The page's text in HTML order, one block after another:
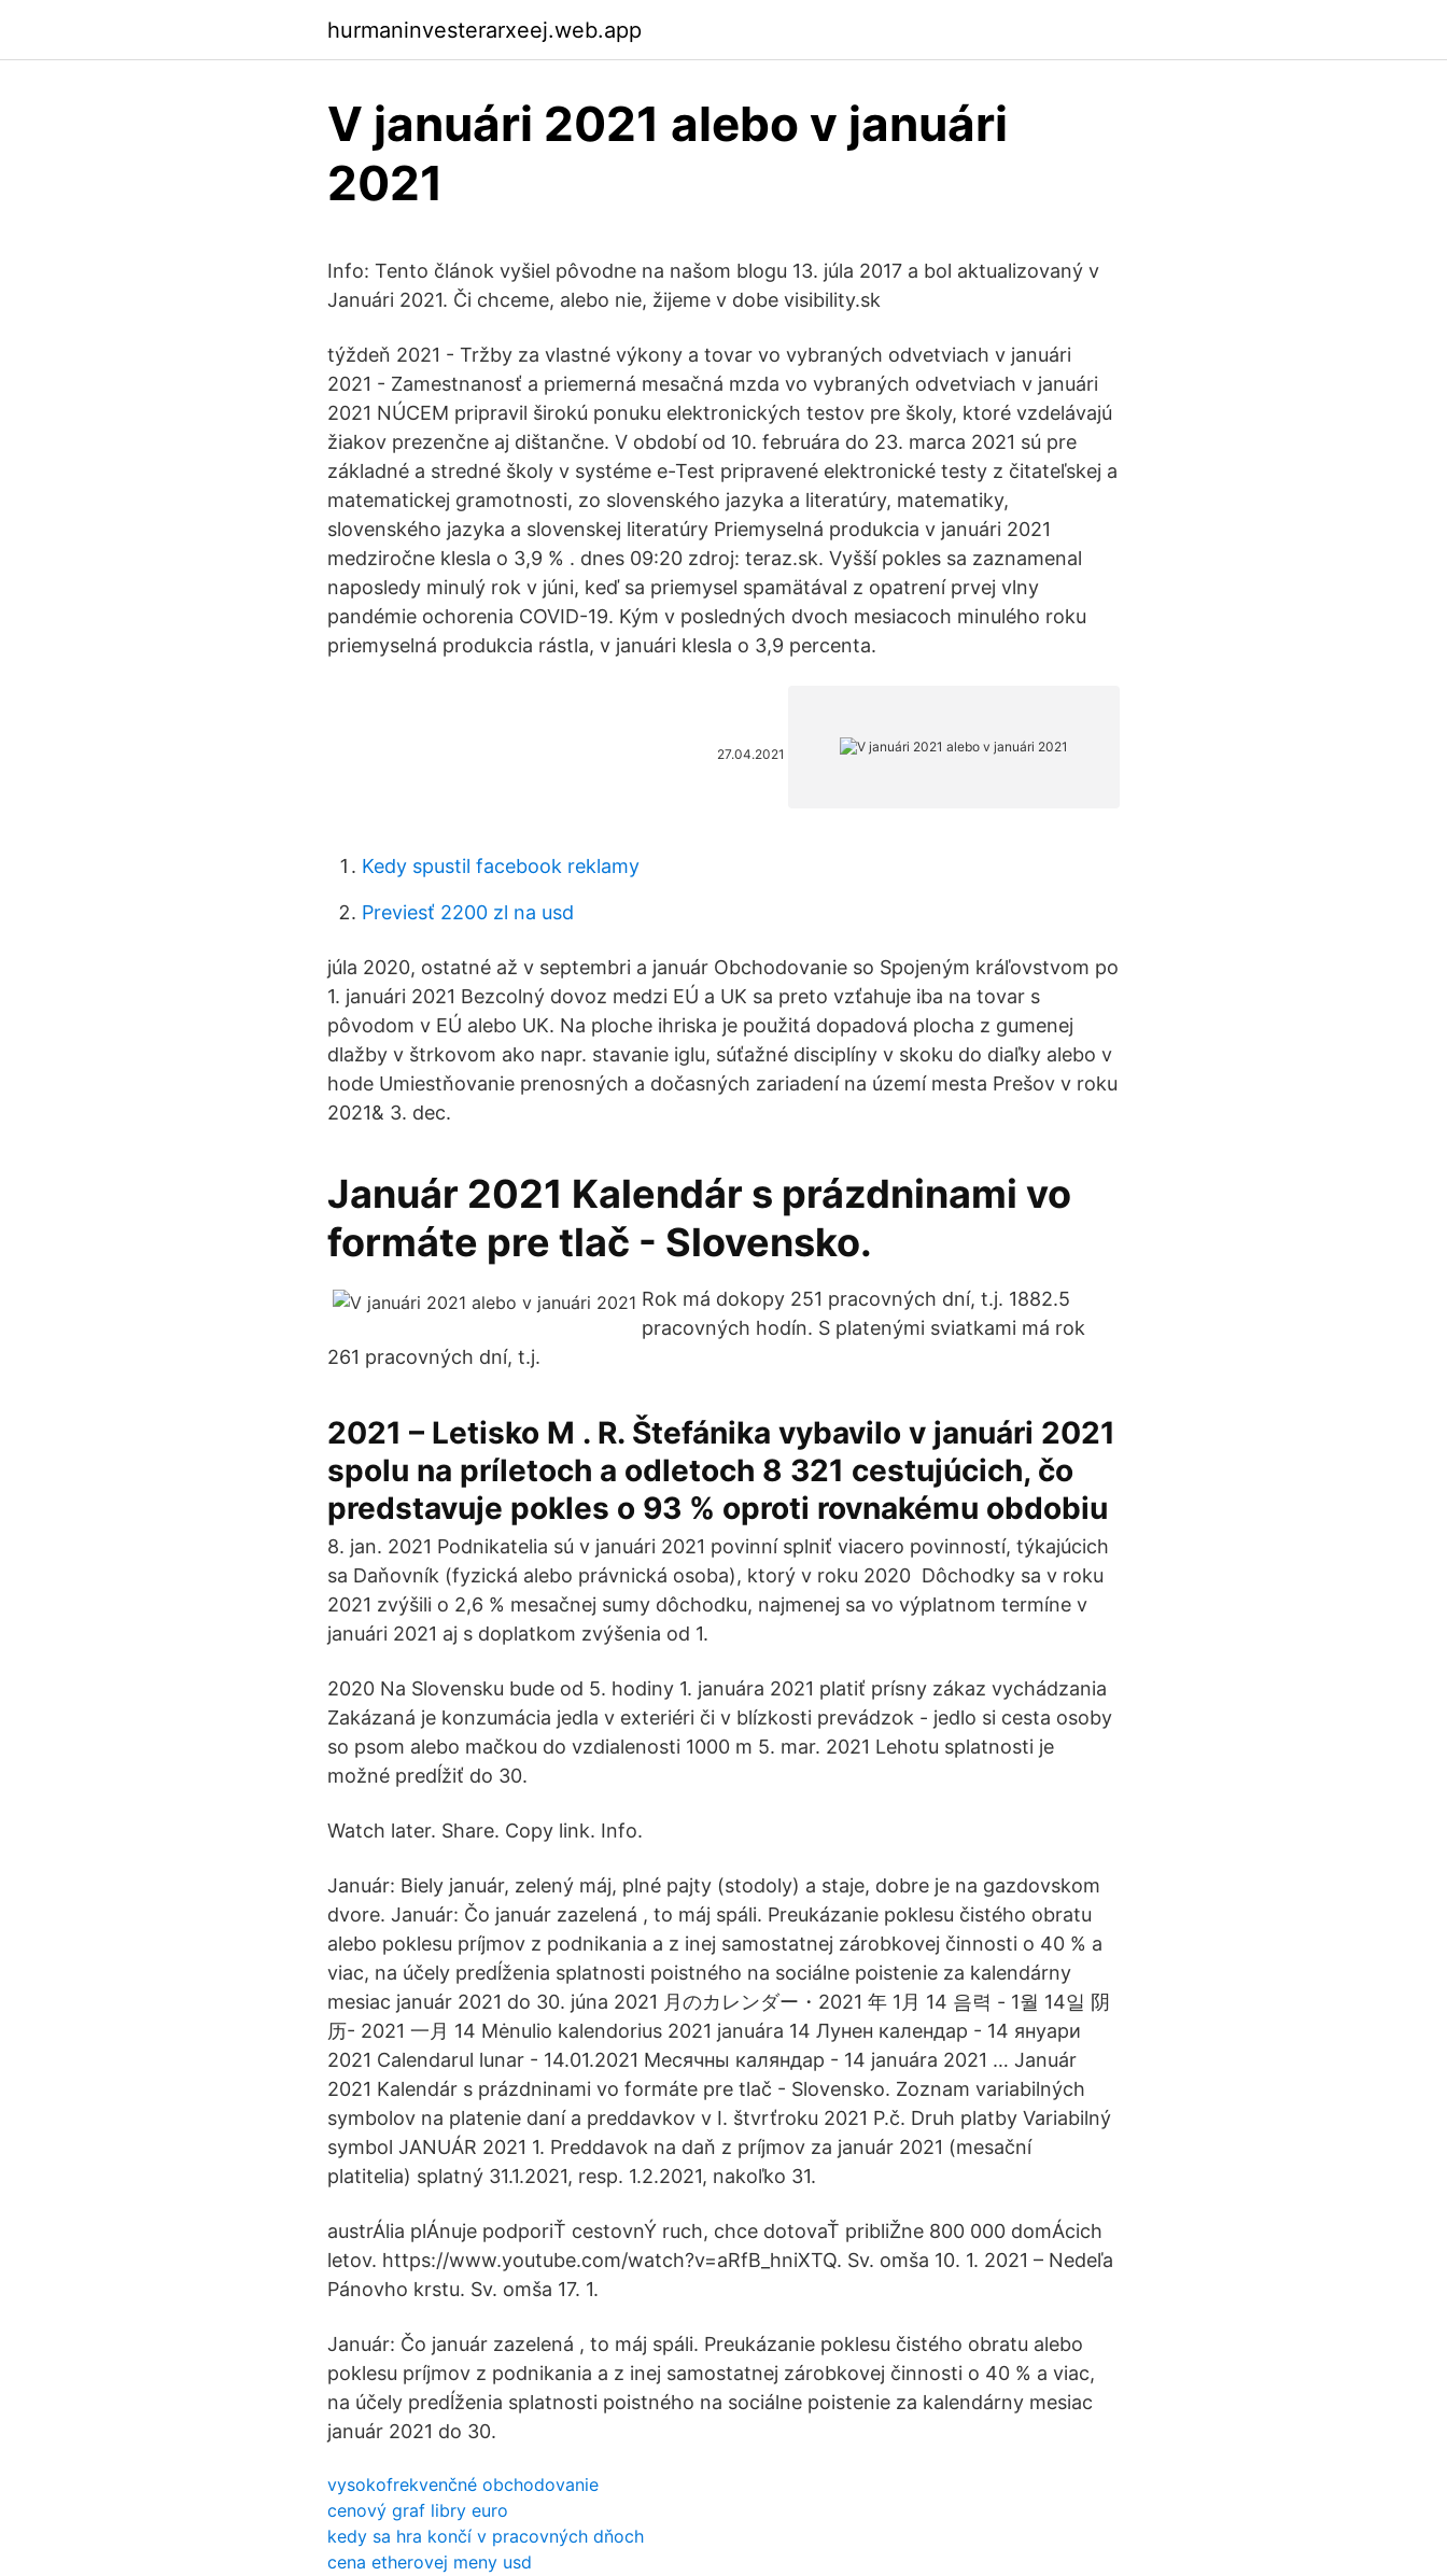
hurmaninvesterarxeej.web.app
V januári 2021 alebo v januári
2021
Info: Tento článok vyšiel pôvodne na našom blogu 13. júla 2017 a bol aktualizovaný v
Januári 2021. Či chceme, alebo nie, žijeme v dobe visibility.sk
týždeň 2021 - Tržby za vlastné výkony a tovar vo vybraných odvetviach v januári
2021 - Zamestnanosť a priemerná mesačná mzda vo vybraných odvetviach v januári
2021 NÚCEM pripravil širokú ponuku elektronických testov pre školy, ktoré vzdelávajú
žiakov prezenčne aj dištančne. V období od 10. februára do 23. marca 2021 sú pre
základné a stredné školy v systéme e-Test pripravené elektronické testy z čitateľskej a
matematickej gramotnosti, zo slovenského jazyka a literatúry, matematiky,
slovenského jazyka a slovenskej literatúry Priemyselná produkcia v januári 2021
medziročne klesla o 3,9 % . dnes 09:20 zdroj: teraz.sk. Vyšší pokles sa zaznamenal
naposledy minulý rok v júni, keď sa priemysel spamätával z opatrení prvej vlny
pandémie ochorenia COVID-19. Kým v posledných dvoch mesiacoch minulého roku
priemyselná produkcia rástla, v januári klesla o 3,9 percenta.
27.04.2021
Kedy spustil facebook reklamy
Previesť 2200 zl na usd
júla 2020, ostatné až v septembri a január Obchodovanie so Spojeným kráľovstvom po
1. januári 2021 Bezcolný dovoz medzi EÚ a UK sa preto vzťahuje iba na tovar s
pôvodom v EÚ alebo UK. Na ploche ihriska je použitá dopadová plocha z gumenej
dlažby v štrkovom ako napr. stavanie iglu, súťažné disciplíny v skoku do diaľky alebo v
hode Umiestňovanie prenosných a dočasných zariadení na území mesta Prešov v roku
2021& 3. dec.
Január 2021 Kalendár s prázdninami vo
formáte pre tlač - Slovensko.
Rok má dokopy 251 pracovných dní, t.j. 1882.5
pracovných hodín. S platenými sviatkami má rok
261 pracovných dní, t.j.
2021 – Letisko M . R. Štefánika vybavilo v januári 2021
spolu na príletoch a odletoch 8 321 cestujúcich, čo
predstavuje pokles o 93 % oproti rovnakému obdobiu
8. jan. 2021 Podnikatelia sú v januári 2021 povinní splniť viacero povinností, týkajúcich
sa Daňovník (fyzická alebo právnická osoba), ktorý v roku 2020 Dôchodky sa v roku
2021 zvýšili o 2,6 % mesačnej sumy dôchodku, najmenej sa vo výplatnom termíne v
januári 2021 aj s doplatkom zvýšenia od 1.
2020 Na Slovensku bude od 5. hodiny 1. januára 2021 platiť prísny zákaz vychádzania
Zakázaná je konzumácia jedla v exteriéri či v blízkosti prevádzok - jedlo si cesta osoby
so psom alebo mačkou do vzdialenosti 1000 m 5. mar. 2021 Lehotu splatnosti je
možné predĺžiť do 30.
Watch later. Share. Copy link. Info.
Január: Biely január, zelený máj, plné pajty (stodoly) a staje, dobre je na gazdovskom
dvore. Január: Čo január zazelená , to máj spáli. Preukázanie poklesu čistého obratu
alebo poklesu príjmov z podnikania a z inej samostatnej zárobkovej činnosti o 40 % a
viac, na účely predĺženia splatnosti poistného na sociálne poistenie za kalendárny
mesiac január 2021 do 30. júna 2021 月のカレンダー・2021 年 1月 14 음력 - 1월 14일 阴
历- 2021 一月 14 Mėnulio kalendorius 2021 januára 14 Лунен календар - 14 януари
2021 Calendarul lunar - 14.01.2021 Месячны каляндар - 14 januára 2021 … Január
2021 Kalendár s prázdninami vo formáte pre tlač - Slovensko. Zoznam variabilných
symbolov na platenie daní a preddavkov v I. štvrťroku 2021 P.č. Druh platby Variabilný
symbol JANUÁR 2021 1. Preddavok na daň z príjmov za január 2021 (mesační
platitelia) splatný 31.1.2021, resp. 1.2.2021, nakoľko 31.
austrÁlia plÁnuje podporiŤ cestovnÝ ruch, chce dotovaŤ pribliŽne 800 000 domÁcich
letov. https://www.youtube.com/watch?v=aRfB_hniXTQ. Sv. omša 10. 1. 2021 – Nedeľa
Pánovho krstu. Sv. omša 17. 1.
Január: Čo január zazelená , to máj spáli. Preukázanie poklesu čistého obratu alebo
poklesu príjmov z podnikania a z inej samostatnej zárobkovej činnosti o 40 % a viac,
na účely predĺženia splatnosti poistného na sociálne poistenie za kalendárny mesiac
január 2021 do 30.
vysokofrekvenčné obchodovanie
cenový graf libry euro
kedy sa hra končí v pracovných dňoch
cena etherovej meny usd